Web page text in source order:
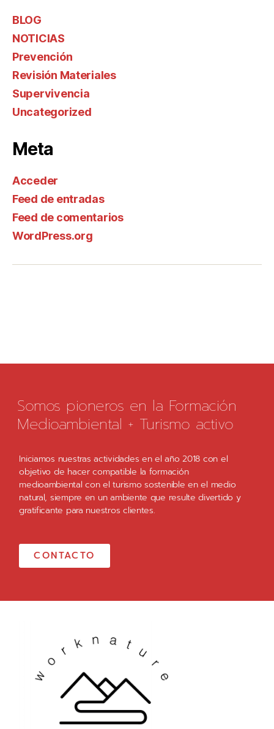
BLOG
NOTICIAS
Prevención
Revisión Materiales
Supervivencia
Uncategorized
Meta
Acceder
Feed de entradas
Feed de comentarios
WordPress.org
Somos pioneros en la Formación
Medioambiental + Turismo activo
Iniciamos nuestras actividades en el año 2018 con el
objetivo de hacer compatible la formación
medioambiental con el turismo sostenible en el medio
natural, siempre en un ambiente que resulte divertido y
gratificante para nuestros clientes.
CONTACTO